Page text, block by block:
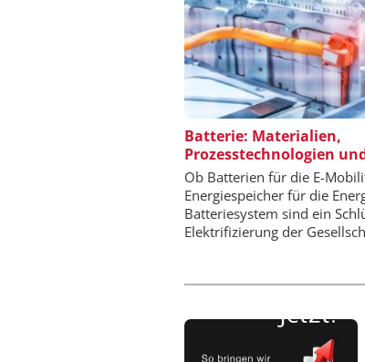
Batterie: Materialien,
Prozesstechnologien
Ob Batterien für die E-
Energiespeicher für die
Batteriesystem sind ein
Elektrifizierung der
DIPL.-ING.
Skalierbar vom